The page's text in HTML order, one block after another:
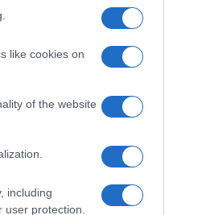
like cookies on
of the website
including
protection.
Incendios
y España: la